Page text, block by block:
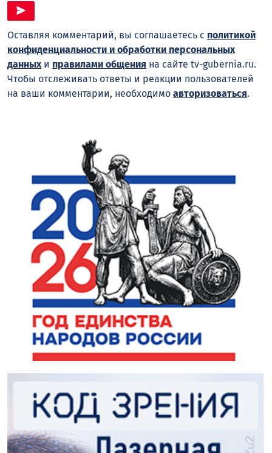
Оставляя комментарий, вы соглашаетесь с политикой
конфиденциальности и обработки персональных
данныхи правилами общения на сайте tv-gubernia.ru.
Чтобы отслеживать ответы и реакции пользователей
на ваши комментарии, необходимо авторизоваться.